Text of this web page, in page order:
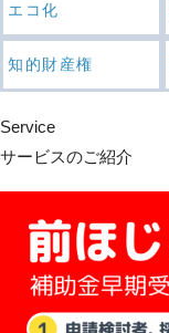
エコ化
知的財産権
Service
サービスのご紹介